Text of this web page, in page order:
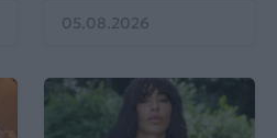
05.08.2026